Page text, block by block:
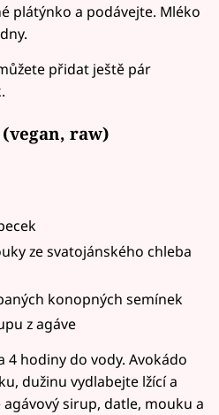
plátýnko a podávejte. Mléko
přidat ještě pár
(vegan, raw)
ze svatojánského chleba
konopných semínek
z agáve
4 hodiny do vody. Avokádo
dužinu vydlabejte lžící a
sirup, datle, mouku a